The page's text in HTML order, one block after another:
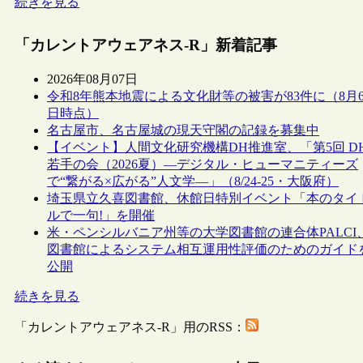
「カレントアウェアネス-R」新着記事
2026年08月07日
令和8年熊本地震による文化財等の被害が83件に（8月
日時点）
名古屋市、名古屋城の現天守閣の記録を募集中
【イベント】人間文化研究機構DH推進室、「第5回
若手の会（2026夏）―デジタル・ヒューマニティーズ
で“繋がる×広がる”人文学―」（8/24-25・大阪府）
埼玉県立久喜図書館、休館日特別イベント「本のタイ
ルで一句!」を開催
米・ペンシルバニア州等の大学図書館の連合体PALCI、
図書館によるシステム相互運用性評価のためのガイド
公開
続きを見る
「カレントアウェアネス-R」用のRSS：